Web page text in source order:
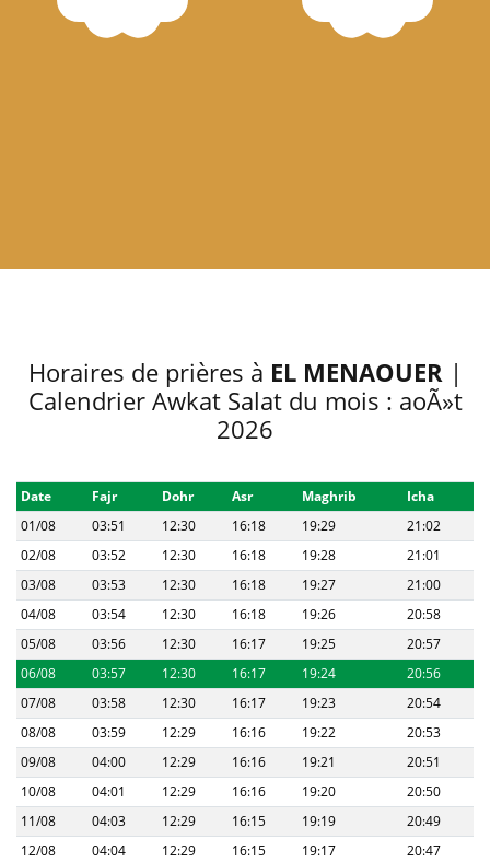
Horaires de prières à EL MENAOUER|
Calendrier Awkat Salat du mois : aoÃ»t
2026
Date Fajr Dohr Asr Maghrib
Icha
01/08
03:51 12:30 16:18 19:29
21:02
02/08
03:52 12:30 16:18 19:28
21:01
03/08
03:53 12:30 16:18 19:27
21:00
04/08
03:54 12:30 16:18 19:26
20:58
05/08
03:56 12:30 16:17 19:25
20:57
06/08
03:57 12:30 16:17 19:24
20:56
07/08
03:58 12:30 16:17 19:23
20:54
08/08
03:59 12:29 16:16 19:22
20:53
09/08
04:00 12:29 16:16 19:21
20:51
10/08
04:01 12:29 16:16 19:20
20:50
11/08
04:03 12:29 16:15 19:19
20:49
12/08
04:04 12:29 16:15 19:17
20:47